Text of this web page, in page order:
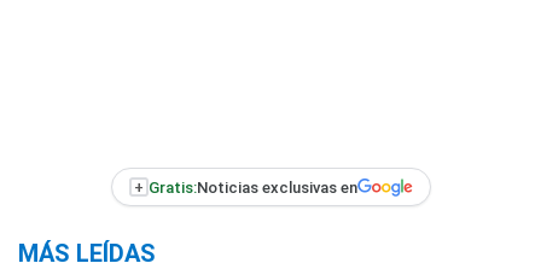
+ Gratis:Noticias exclusivas en
MÁS LEÍDAS